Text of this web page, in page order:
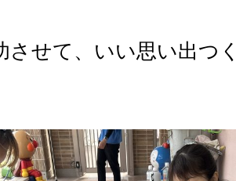
させて、いい思い出つ